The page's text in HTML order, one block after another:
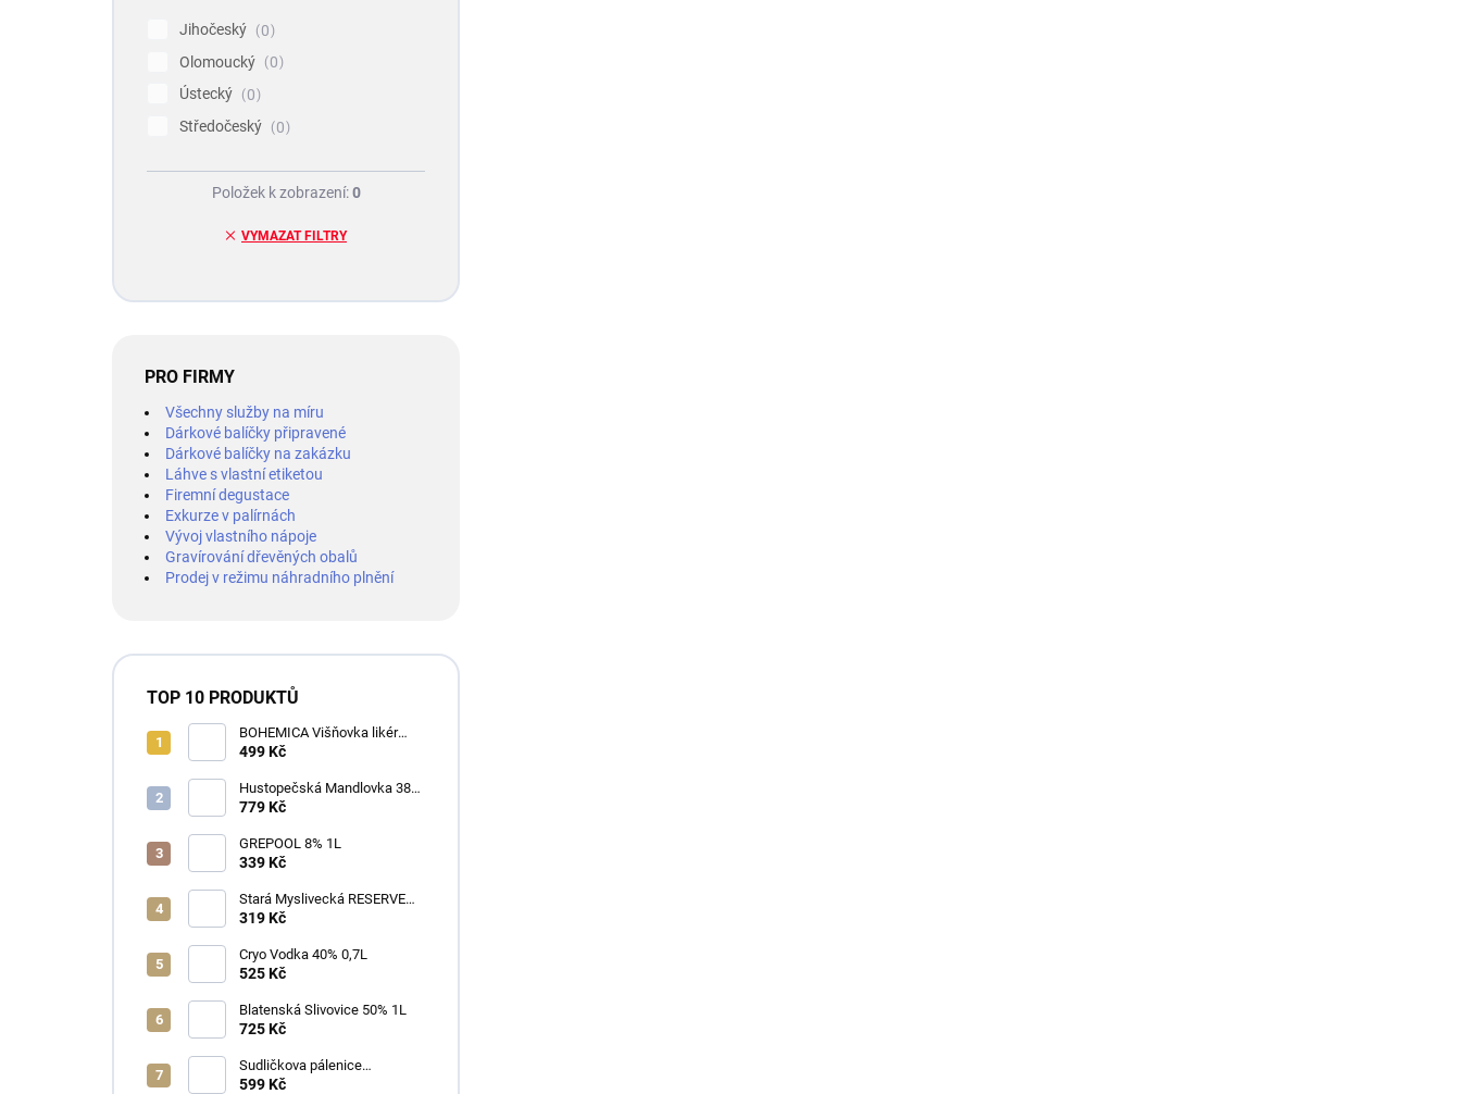
Jihočeský
0
Olomoucký
0
Ústecký
0
Středočeský
0
VYMAZAT FILTRY
Položek k zobrazení:0
PRO FIRMY
Všechny služby na míru
Dárkové balíčky připravené
Dárkové balíčky na zakázku
Láhve s vlastní etiketou
Firemní degustace
Exkurze v palírnách
Vývoj vlastního nápoje
Gravírování dřevěných obalů
Prodej v režimu náhradního plnění
TOP 10 PRODUKTŮ
BOHEMICA Višňovka likér
25% 0,7L
499 Kč
Hustopečská Mandlovka 38%
1L
779 Kč
GREPOOL 8% 1L
339 Kč
Stará Myslivecká RESERVE
40% 0,7L
319 Kč
Cryo Vodka 40% 0,7L
525 Kč
Blatenská Slivovice 50% 1L
725 Kč
Sudličkova pálenice
Ořechovka 30% 0,7L
599 Kč